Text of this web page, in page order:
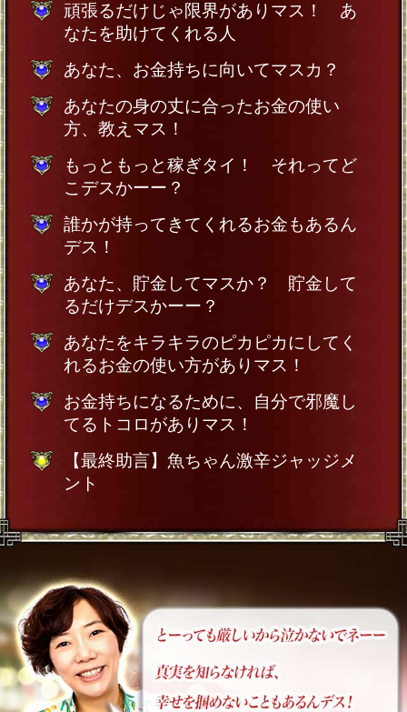
頑張るだけじゃ限界がありマス！ あ
なたを助けてくれる人
あなた、お金持ちに向いてマスカ？
あなたの身の丈に合ったお金の使い
方、教えマス！
もっともっと稼ぎタイ！ それってど
こデスかーー？
誰かが持ってきてくれるお金もあるん
デス！
あなた、貯金してマスか？ 貯金して
るだけデスかーー？
あなたをキラキラのピカピカにしてく
れるお金の使い方がありマス！
お金持ちになるために、自分で邪魔し
てるトコロがありマス！
【最終助言】魚ちゃん激辛ジャッジメ
ント